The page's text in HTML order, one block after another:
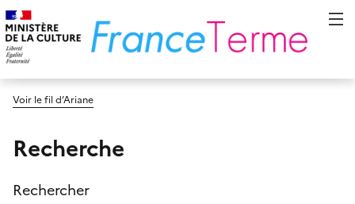
Voir le fil d’Ariane
Recherche
Rechercher